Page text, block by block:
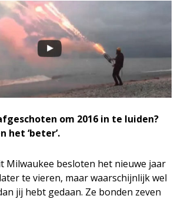
om 2016 in te luiden?
het ‘beter’.
Milwaukee besloten het nieuwe jaar
te vieren, maar waarschijnlijk wel
jij hebt gedaan. Ze bonden zeven